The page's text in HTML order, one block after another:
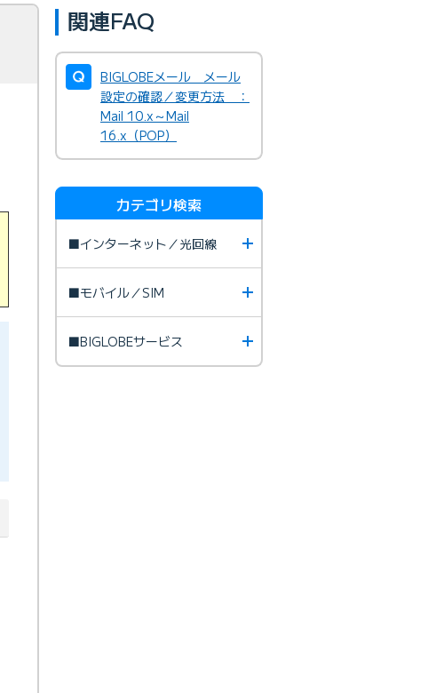
関連FAQ
BIGLOBEメール メール
設定の確認／変更方法 ：
Mail 10.x～Mail
16.x（POP）
カテゴリ検索
■インターネット／光回線
■モバイル／SIM
■BIGLOBEサービス